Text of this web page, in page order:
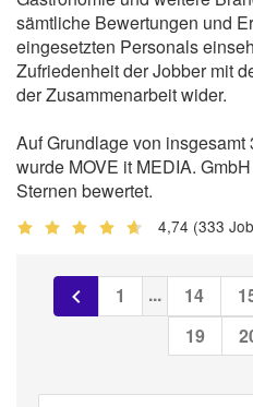
sämtliche Bewertungen und
eingesetzten Personals
Zufriedenheit der Jobber mit
der Zusammenarbeit wider.
Auf Grundlage von
wurde MOVE it MEDIA.
Sternen bewertet.
4,74 (333
1 ... 14
19